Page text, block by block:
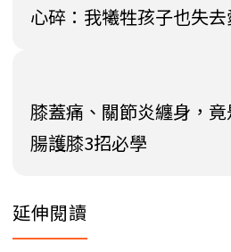
心碎：我犧牲孩子也失
膝蓋痛、關節炎纏身，
腸護膝3招必學
延伸閱讀